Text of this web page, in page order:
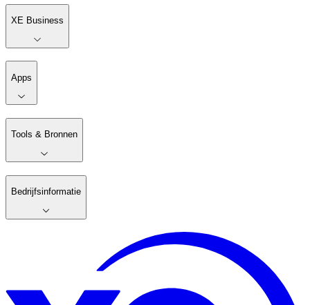
XE Business
Apps
Tools & Bronnen
Bedrijfsinformatie